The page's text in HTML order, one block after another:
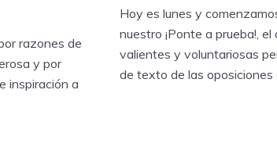
razones de
y por
inspiración a
Hoy es lunes y
nuestro ¡Ponte a prueba!,
valientes y voluntariosas
de texto de las oposiciones